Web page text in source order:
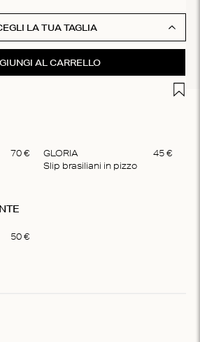
LA TUA TAGLIA
Add
AL CARRELLO
70 € GLORIA
Slip brasiliani in pizzo
45 €
50 €